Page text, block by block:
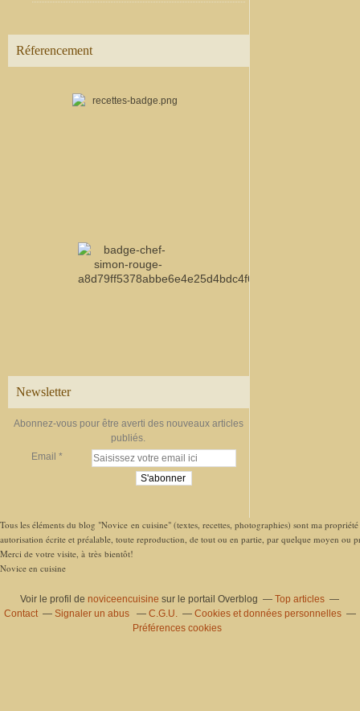
Réferencement
Newsletter
Abonnez-vous pour être averti des nouveaux articles
publiés.
Email
Tous les éléments du blog "Novice en cuisine" (textes, recettes, photographies) sont ma
autorisation écrite et préalable, toute reproduction, de tout ou en partie, par quelque moyen ou
Merci de votre visite, à très bientôt!
Novice en cuisine
Voir le profil denoviceencuisine sur le portail Overblog
Top articles
Contact
Signaler un abus C.G.U.
Cookies et données personnelles
Préférences cookies